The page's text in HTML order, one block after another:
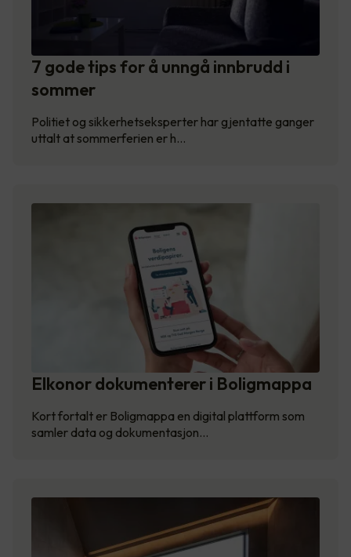
7 gode tips for å unngå innbrudd i
sommer
Politiet og sikkerhetseksperter har gjentatte ganger
uttalt at sommerferien er h…
Elkonor dokumenterer i Boligmappa
Kort fortalt er Boligmappa en digital plattform som
samler data og dokumentasjon…